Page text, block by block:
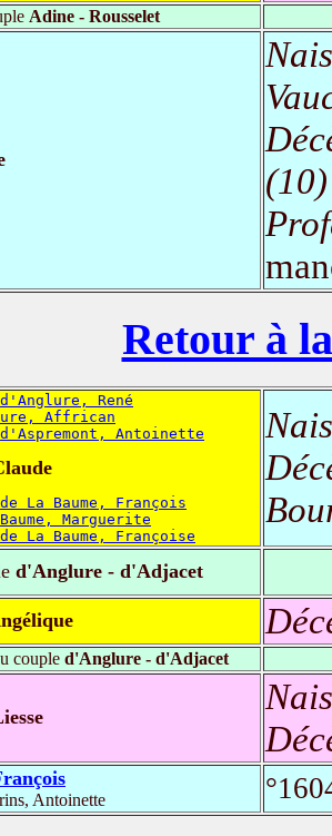
Adine - Rousselet
(10)
Retour à
d'Anglure, René
Affrican
d'Aspremont, Antoinette
de La Baume, François
Marguerite
de La Baume, Françoise
d'Anglure - d'Adjacet
couple d'Anglure - d'Adjacet
Antoinette